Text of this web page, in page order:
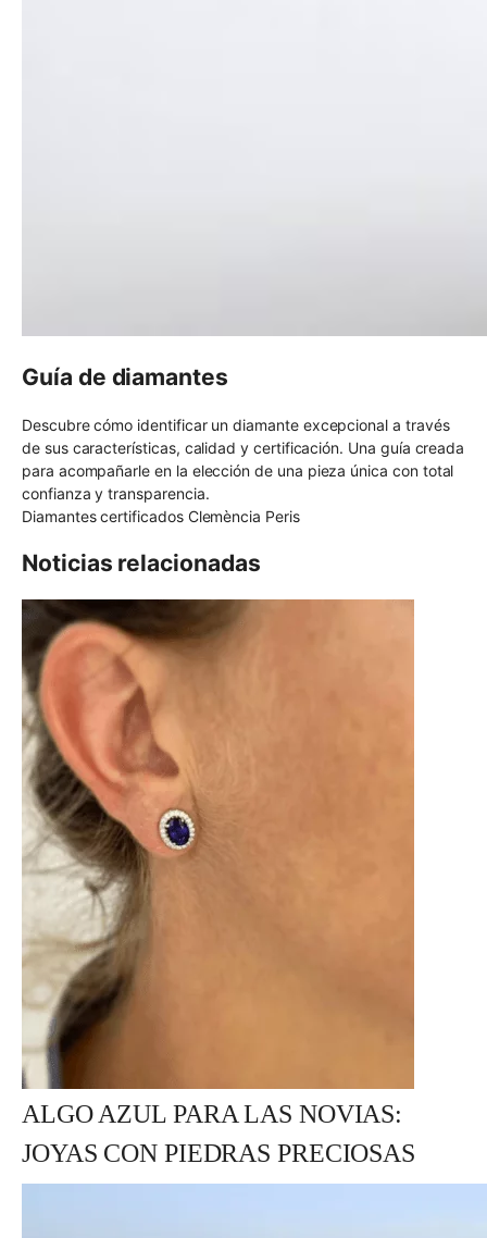
Guía de diamantes
Descubre cómo identificar un diamante excepcional a través
de sus características, calidad y certificación. Una guía creada
para acompañarle en la elección de una pieza única con total
confianza y transparencia.
Diamantes certificados Clemència Peris
Noticias relacionadas
ALGO AZUL PARA LAS NOVIAS:
JOYAS CON PIEDRAS PRECIOSAS